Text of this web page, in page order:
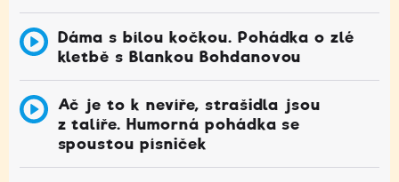
Dáma s bílou kočkou. Pohádka o zlé
kletbě s Blankou Bohdanovou
Ač je to k nevíře, strašidla jsou
z talíře. Humorná pohádka se
spoustou písniček